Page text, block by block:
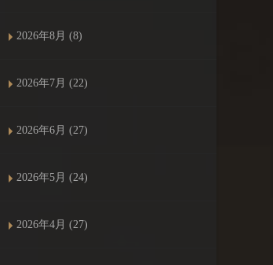
2026年8月 (8)
2026年7月 (22)
2026年6月 (27)
2026年5月 (24)
2026年4月 (27)